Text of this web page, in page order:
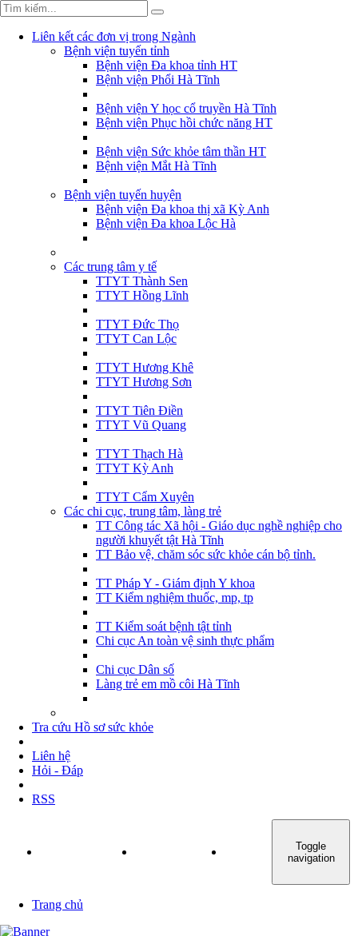
Liên kết các đơn vị trong Ngành
Bệnh viện tuyến tỉnh
Bệnh viện Đa khoa tỉnh HT
Bệnh viện Phổi Hà Tĩnh
Bệnh viện Y học cổ truyền Hà Tĩnh
Bệnh viện Phục hồi chức năng HT
Bệnh viện Sức khỏe tâm thần HT
Bệnh viện Mắt Hà Tĩnh
Bệnh viện tuyến huyện
Bệnh viện Đa khoa thị xã Kỳ Anh
Bệnh viện Đa khoa Lộc Hà
Các trung tâm y tế
TTYT Thành Sen
TTYT Hồng Lĩnh
TTYT Đức Thọ
TTYT Can Lộc
TTYT Hương Khê
TTYT Hương Sơn
TTYT Tiên Điền
TTYT Vũ Quang
TTYT Thạch Hà
TTYT Kỳ Anh
TTYT Cẩm Xuyên
Các chi cục, trung tâm, làng trẻ
TT Công tác Xã hội - Giáo dục nghề nghiệp cho
người khuyết tật Hà Tĩnh
TT Bảo vệ, chăm sóc sức khỏe cán bộ tỉnh.
TT Pháp Y - Giám định Y khoa
TT Kiểm nghiệm thuốc, mp, tp
TT Kiểm soát bệnh tật tỉnh
Chi cục An toàn vệ sinh thực phẩm
Chi cục Dân số
Làng trẻ em mồ côi Hà Tĩnh
Tra cứu Hồ sơ sức khỏe
Liên hệ
Hỏi - Đáp
RSS
TIN TỨC - SỰ KIỆN
Toggle
navigation
Trang chủ